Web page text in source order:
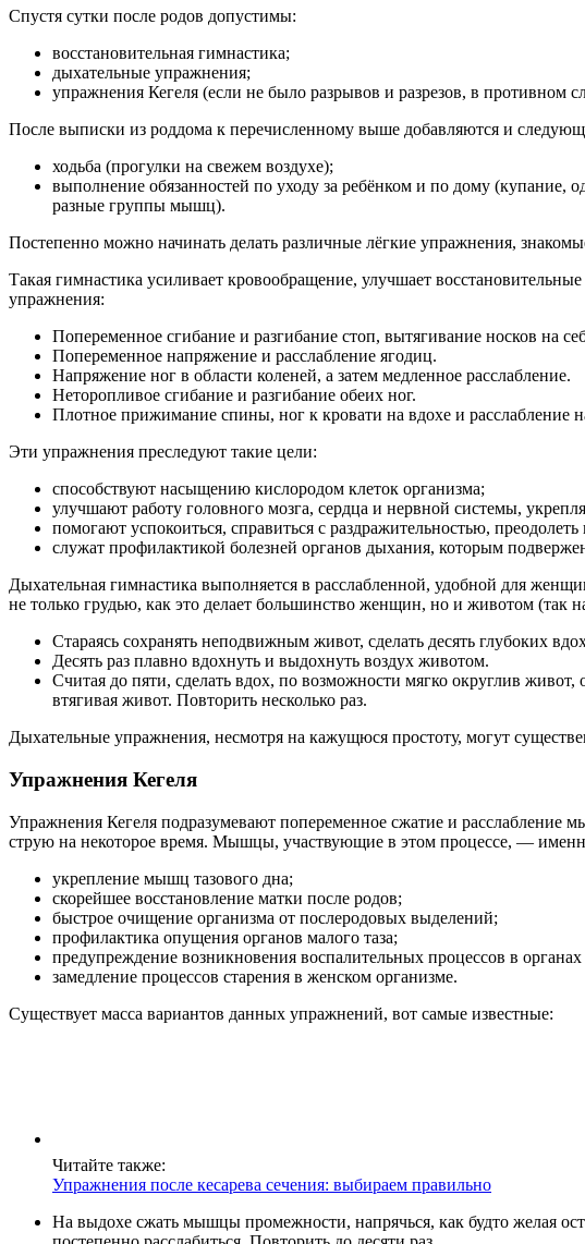
Спустя сутки после родов допустимы:
восстановительная гимнастика;
дыхательные упражнения;
упражнения Кегеля (если не было разрывов и разрезов, в противном
После выписки из роддома к перечисленному выше добавляются и
ходьба (прогулки на свежем воздухе);
выполнение обязанностей по уходу за ребёнком и по дому
разные группы мышц).
Постепенно можно начинать делать различные лёгкие упражнения,
Такая гимнастика усиливает кровообращение, улучшает
упражнения:
Попеременное сгибание и разгибание стоп, вытягивание носков на
Попеременное напряжение и расслабление ягодиц.
Напряжение ног в области коленей, а затем медленное расслабление.
Неторопливое сгибание и разгибание обеих ног.
Плотное прижимание спины, ног к кровати на вдохе и расслабление
Эти упражнения преследуют такие цели:
способствуют насыщению кислородом клеток организма;
улучшают работу головного мозга, сердца и нервной системы,
помогают успокоиться, справиться с раздражительностью,
служат профилактикой болезней органов дыхания, которым
Дыхательная гимнастика выполняется в расслабленной, удобной для
не только грудью, как это делает большинство женщин, но и животом
Стараясь сохранять неподвижным живот, сделать десять глубоких
Десять раз плавно вдохнуть и выдохнуть воздух животом.
Считая до пяти, сделать вдох, по возможности мягко округлив
втягивая живот. Повторить несколько раз.
Дыхательные упражнения, несмотря на кажущюся простоту, могут
Упражнения Кегеля
Упражнения Кегеля подразумевают попеременное сжатие и
струю на некоторое время. Мышцы, участвующие в этом процессе, —
укрепление мышц тазового дна;
скорейшее восстановление матки после родов;
быстрое очищение организма от послеродовых выделений;
профилактика опущения органов малого таза;
предупреждение возникновения воспалительных процессов в
замедление процессов старения в женском организме.
Существует масса вариантов данных упражнений, вот самые известные:
Читайте также:
Упражнения после кесарева сечения: выбираем правильно
На выдохе сжать мышцы промежности, напрячься, как будто желая